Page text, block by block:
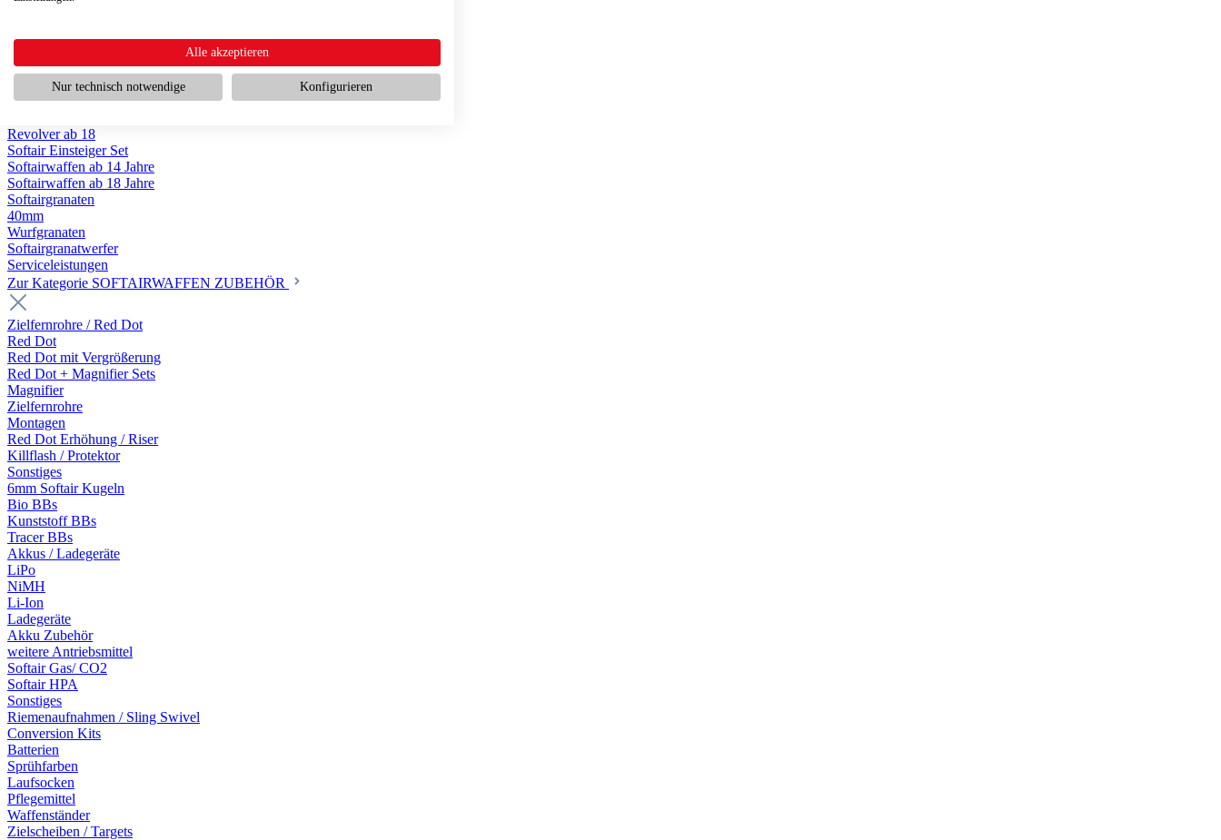
Scharfschützengewehr ab 18
Softair Pistolen
Softair Pistolen elektrisch ab 14
Softair Pistolen Federdruck ab 14
Softair Pistolen HPA Luftdruck ab 18
Revolver ab 18
Softair Einsteiger Set
Softairwaffen ab 14 Jahre
Softairwaffen ab 18 Jahre
Softairgranaten
40mm
Wurfgranaten
Softairgranatwerfer
Serviceleistungen
Zur Kategorie SOFTAIRWAFFEN ZUBEHÖR
Zielfernrohre / Red Dot
Red Dot
Red Dot mit Vergrößerung
Red Dot + Magnifier Sets
Magnifier
Zielfernrohre
Montagen
Red Dot Erhöhung / Riser
Killflash / Protektor
Sonstiges
6mm Softair Kugeln
Bio BBs
Kunststoff BBs
Tracer BBs
Akkus / Ladegeräte
LiPo
NiMH
Li-Ion
Ladegeräte
Akku Zubehör
weitere Antriebsmittel
Softair Gas/ CO2
Softair HPA
Sonstiges
Riemenaufnahmen / Sling Swivel
Conversion Kits
Batterien
Sprühfarben
Laufsocken
Pflegemittel
Waffenständer
Zielscheiben / Targets
Alle akzeptieren
Nur technisch notwendige Konfigurieren